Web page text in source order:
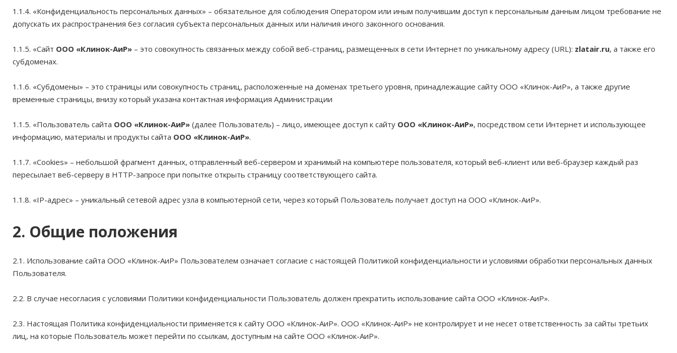
1.1.4. «Конфиденциальность персональных данных» – обязательное для соблюдения Оператором или иным получившим доступ к персональным данным лицом требование не
допускать их распространения без согласия субъекта персональных данных или наличия иного законного основания.
1.1.5. «Сайт ООО «Клинок-АиР» – это совокупность связанных между собой веб-страниц, размещенных в сети Интернет по уникальному адресу (URL): zlatair.ru, а также его
субдоменах.
1.1.6. «Субдомены» – это страницы или совокупность страниц, расположенные на доменах третьего уровня, принадлежащие сайту ООО «Клинок-АиР», а также другие
временные страницы, внизу который указана контактная информация Администрации
1.1.5. «Пользователь сайта ООО «Клинок-АиР» (далее Пользователь) – лицо, имеющее доступ к сайту ООО «Клинок-АиР», посредством сети Интернет и использующее
информацию, материалы и продукты сайта ООО «Клинок-АиР».
1.1.7. «Cookies» – небольшой фрагмент данных, отправленный веб-сервером и хранимый на компьютере пользователя, который веб-клиент или веб-браузер каждый раз
пересылает веб-серверу в HTTP-запросе при попытке открыть страницу соответствующего сайта.
1.1.8. «IP-адрес» – уникальный сетевой адрес узла в компьютерной сети, через который Пользователь получает доступ на ООО «Клинок-АиР».
2. Общие положения
2.1. Использование сайта ООО «Клинок-АиР» Пользователем означает согласие с настоящей Политикой конфиденциальности и условиями обработки персональных данных
Пользователя.
2.2. В случае несогласия с условиями Политики конфиденциальности Пользователь должен прекратить использование сайта ООО «Клинок-АиР».
2.3. Настоящая Политика конфиденциальности применяется к сайту ООО «Клинок-АиР». ООО «Клинок-АиР» не контролирует и не несет ответственность за сайты третьих
лиц, на которые Пользователь может перейти по ссылкам, доступным на сайте ООО «Клинок-АиР».